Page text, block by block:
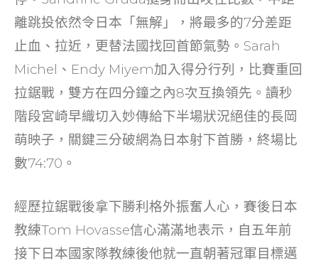
離跳投依然令日本「無解」，將最多的7分差距
止血、拉近，更替法國找回首節氣勢。Sarah
Michel、Endy Miyem加入得分行列，比賽重回
拉鋸戰，雙方在四分鐘之內8次互換領先。讀秒
階段宮崎早織切入妙傳給下半場狀況絕佳的長岡
萌映子，關鍵三分破網為日本射下首勝，終場比
數74:70。
經歷拉鋸戰後拿下勝利格外振奮人心，賽後日本
教練Tom Hovasse信心滿滿地表示，自五年前
接下日本國家隊教練後他就一直朝著冠軍目標邁